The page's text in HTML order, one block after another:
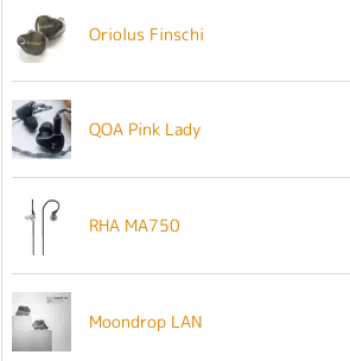
Oriolus Finschi
QOA Pink Lady
RHA MA750
Moondrop LAN